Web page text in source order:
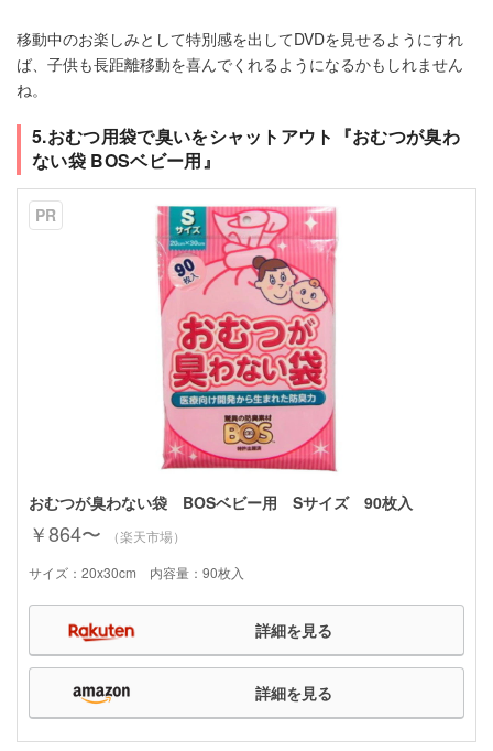
移動中のお楽しみとして特別感を出してDVDを見せるようにすれ
ば、子供も長距離移動を喜んでくれるようになるかもしれません
ね。
5.おむつ用袋で臭いをシャットアウト『おむつが臭わ
ない袋 BOSベビー用』
PR
おむつが臭わない袋 BOSベビー用 Sサイズ 90枚入
￥864〜
（楽天市場）
サイズ：20x30cm 内容量：90枚入
詳細を見る
詳細を見る